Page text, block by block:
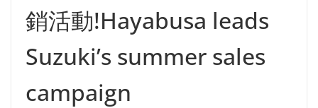
銷活動!Hayabusa leads
Suzuki’s summer sales
campaign